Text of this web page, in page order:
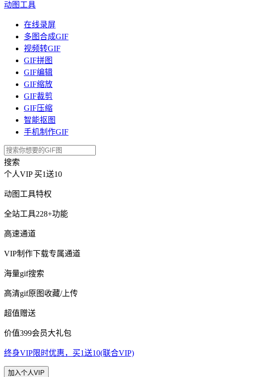
动图工具
在线录屏
多图合成GIF
视频转GIF
GIF拼图
GIF编辑
GIF缩放
GIF裁剪
GIF压缩
智能抠图
手机制作GIF
搜索
个人VIP 买1送10
动图工具特权
全站工具228+功能
高速通道
VIP制作下载专属通道
海量gif搜索
高清gif原图收藏/上传
超值赠送
价值399会员大礼包
终身VIP限时优惠，买1送10(联合VIP)
加入个人VIP